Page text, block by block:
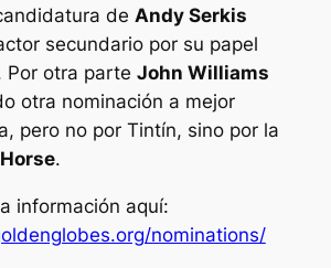
de Andy Serkis
secundario por su papel
Por otra parte John Williams
otra nominación a mejor
pero no por Tintín, sino por la
.
información aquí:
nominations/